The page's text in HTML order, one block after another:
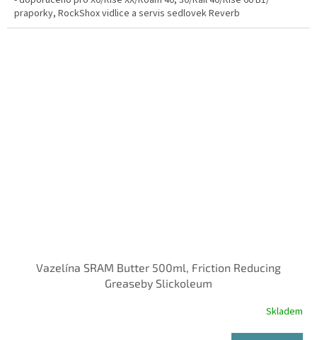
praporky, RockShox vidlice a servis sedlovek Reverb
Vazelína SRAM Butter 500ml, Friction Reducing
Greaseby Slickoleum
Skladem